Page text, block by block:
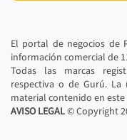
El portal de negocios de
información comercial de
Todas las marcas
respectiva o de Gurú.
material contenido en
AVISO LEGAL© Copyright